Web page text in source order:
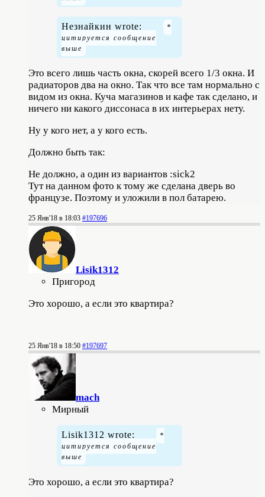
Незнайкин wrote:
Это всего лишь часть окна, скорей всего 1/3 окна. И
радиаторов два на окно. Так что все там нормально с
видом из окна. Куча магазинов и кафе так сделано, и
ничего ни какого диссонаса в их интерьерах нету.
Ну у кого нет, а у кого есть.
Должно быть так:
Не должно, а один из вариантов :sick2
Тут на данном фото к тому же сделана дверь во
французе. Поэтому и уложили в пол батарею.
25 Янв'18 в 18:03 #197696
Lisik1312
Пригород
Это хорошо, а если это квартира?
25 Янв'18 в 18:50 #197697
mach
Мирный
Lisik1312 wrote:
Это хорошо, а если это квартира?